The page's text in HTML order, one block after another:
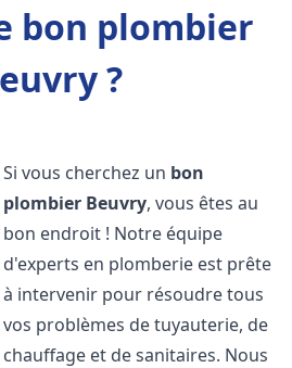
bon plombier
?
Si vous cherchez un bon
plombier Beuvry, vous êtes au
bon endroit ! Notre équipe
d'experts en plomberie est prête
à intervenir pour résoudre tous
vos problèmes de tuyauterie, de
chauffage et de sanitaires. Nous